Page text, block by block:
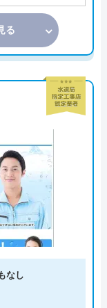
る
なし